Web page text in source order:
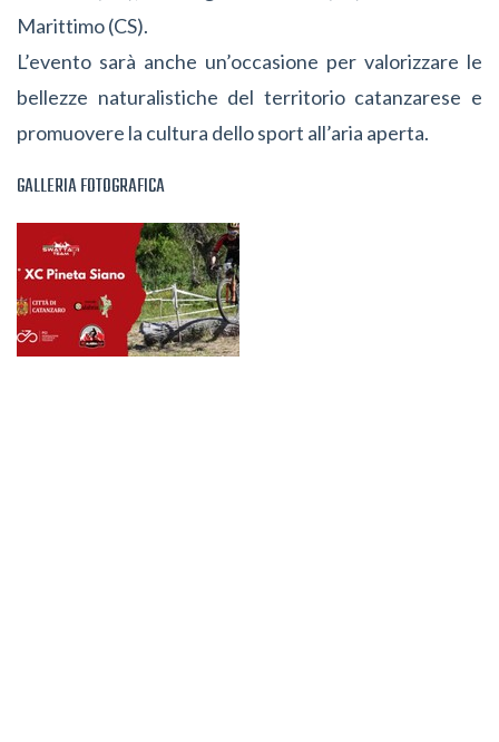
Marittimo (CS).
L’evento sarà anche un’occasione per valorizzare le
bellezze naturalistiche del territorio catanzarese e
promuovere la cultura dello sport all’aria aperta.
GALLERIA FOTOGRAFICA